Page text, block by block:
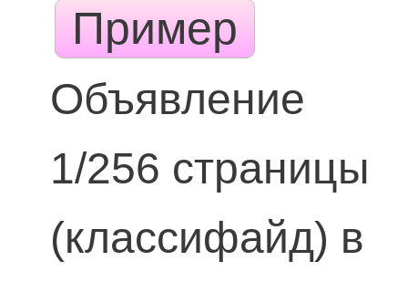
Пример
Объявление
1/256 страницы
(классифайд) в